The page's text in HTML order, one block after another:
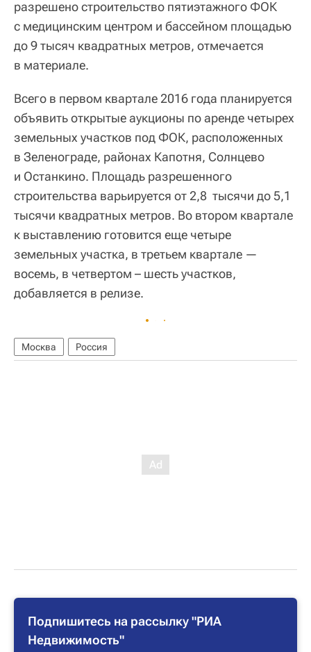
разрешено строительство пятиэтажного ФОК
с медицинским центром и бассейном площадью
до 9 тысяч квадратных метров, отмечается
в материале.
Всего в первом квартале 2016 года планируется
объявить открытые аукционы по аренде четырех
земельных участков под ФОК, расположенных
в Зеленограде, районах Капотня, Солнцево
и Останкино. Площадь разрешенного
строительства варьируется от 2,8 тысячи до 5,1
тысячи квадратных метров. Во втором квартале
к выставлению готовится еще четыре
земельных участка, в третьем квартале —
восемь, в четвертом – шесть участков,
добавляется в релизе.
Москва Россия
Подпишитесь на рассылку "РИА
Недвижимость"